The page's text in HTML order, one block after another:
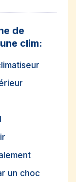
de
clim:
un choc